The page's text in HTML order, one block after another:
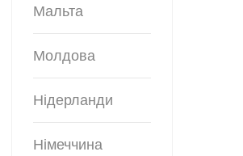
Мальта
Молдова
Нідерланди
Німеччина